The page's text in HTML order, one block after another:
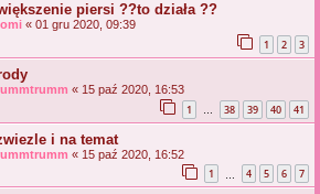
piersi ??to działa ??
« 01 gru 2020, 09:39
1 2 3
« 15 paź 2020, 16:53
1 … 38 39 40 41
i na temat
« 15 paź 2020, 16:52
1 4 5 6 7